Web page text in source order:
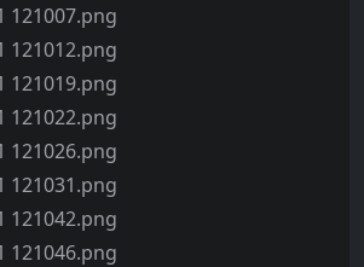
121007.png
121012.png
121019.png
121022.png
121026.png
121031.png
121042.png
121046.png